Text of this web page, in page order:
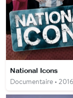
National Icons
Documentaire • 2016